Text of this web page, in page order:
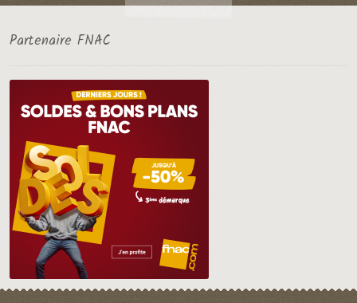
Partenaire FNAC